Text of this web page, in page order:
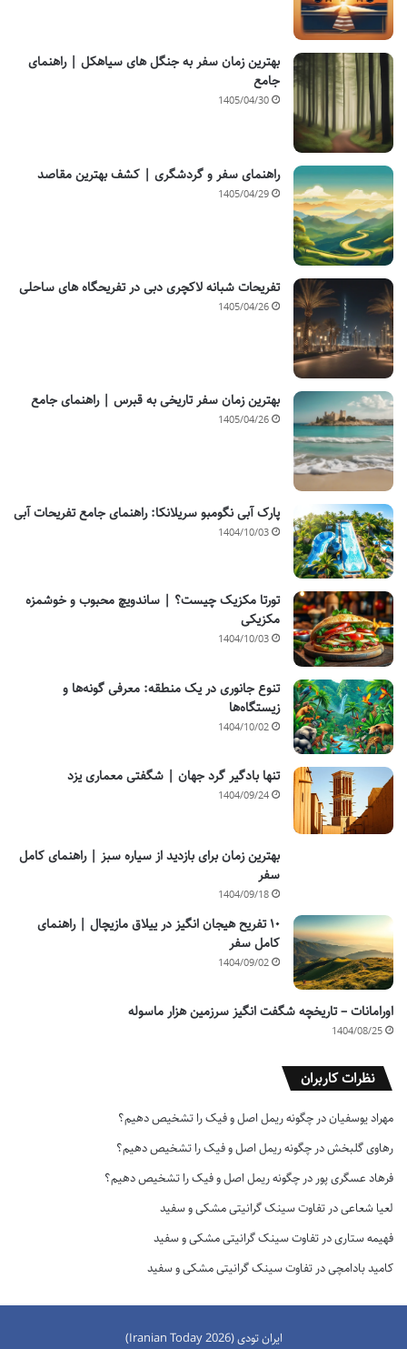
بهترین زمان سفر به جنگل های سیاهکل | راهنمای
جامع
1405/04/30
راهنمای سفر و گردشگری | کشف بهترین مقاصد
1405/04/29
تفریحات شبانه لاکچری دبی در تفریحگاه های ساحلی
1405/04/26
بهترین زمان سفر تاریخی به قبرس | راهنمای جامع
1405/04/26
پارک آبی نگومبو سریلانکا: راهنمای جامع تفریحات آبی
1404/10/03
تورتا مکزیک چیست؟ | ساندویچ محبوب و خوشمزه
مکزیکی
1404/10/03
تنوع جانوری در یک منطقه: معرفی گونه‌ها و
زیستگاه‌ها
1404/10/02
تنها بادگیر گرد جهان | شگفتی معماری یزد
1404/09/24
بهترین زمان برای بازدید از سیاره سبز | راهنمای کامل
سفر
1404/09/18
۱۰ تفریح هیجان انگیز در ییلاق مازیچال | راهنمای
کامل سفر
1404/09/02
اورامانات – تاریخچه شگفت انگیز سرزمین هزار ماسوله
1404/08/25
نظرات کاربران
مهراد یوسفیاندر چگونه ریمل اصل و فیک را تشخیص دهیم؟
رهاوی گلبخشدر چگونه ریمل اصل و فیک را تشخیص دهیم؟
فرهاد عسگری پور در چگونه ریمل اصل و فیک را تشخیص دهیم؟
لعیا شعاعیدر تفاوت سینک گرانیتی مشکی و سفید
فهیمه ستاریدر تفاوت سینک گرانیتی مشکی و سفید
کامید بادامچیدر تفاوت سینک گرانیتی مشکی و سفید
ایران تودی (Iranian Today 2026)